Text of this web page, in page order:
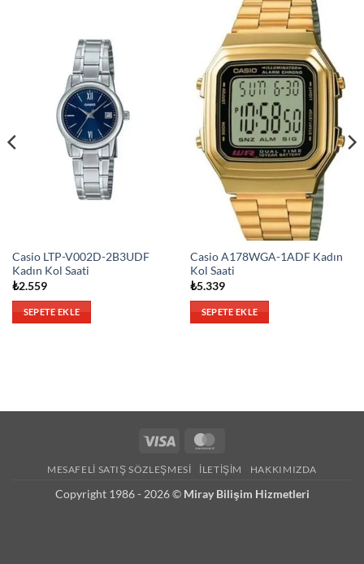
Casio LTP-V002D-2B3UDF
Kadın Kol Saati
₺2.559
SEPETE EKLE
Casio A178WGA-1ADF Kadın
Kol Saati
₺5.339
SEPETE EKLE
Visa
MESAFELI SATIŞ SÖZLEŞMESI İLETIŞIM HAKKIMIZDA
Copyright 1986 - 2026 © Miray Bilişim Hizmetleri